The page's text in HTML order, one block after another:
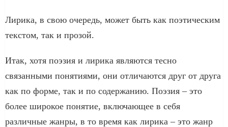
Лирика, в свою очередь, может быть как поэтическим
текстом, так и прозой.
Итак, хотя поэзия и лирика являются тесно
связанными понятиями, они отличаются друг от друга
как по форме, так и по содержанию. Поэзия – это
более широкое понятие, включающее в себя
различные жанры, в то время как лирика – это жанр